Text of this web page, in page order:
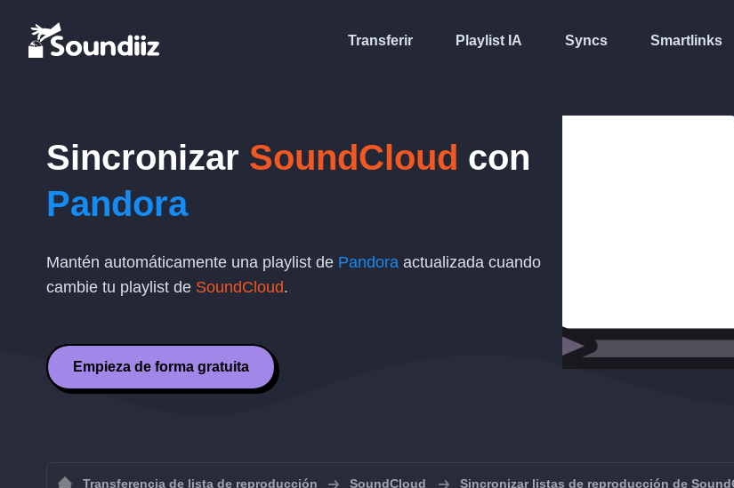
Transferir Playlist IA Syncs Smartlinks
Sincronizar SoundCloud con
Pandora
Mantén automáticamente una playlist de Pandora actualizada cuando
cambie tu playlist de SoundCloud.
Empieza de forma gratuita
Transferencia de lista de reproducción SoundCloud Sincronizar listas de reproducción de